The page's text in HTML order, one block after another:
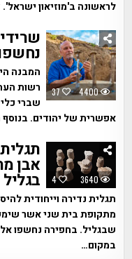
לראשונה ב'מוזיאון
37 4400
המבנה
רשות
שברי
אפשרית של יהודים.
4 3640
אבן
בגליל
תגלית נדירה וייחודית
מתקופת בית שני אשר
שבגליל. בחפירה נחשפו
במקום…